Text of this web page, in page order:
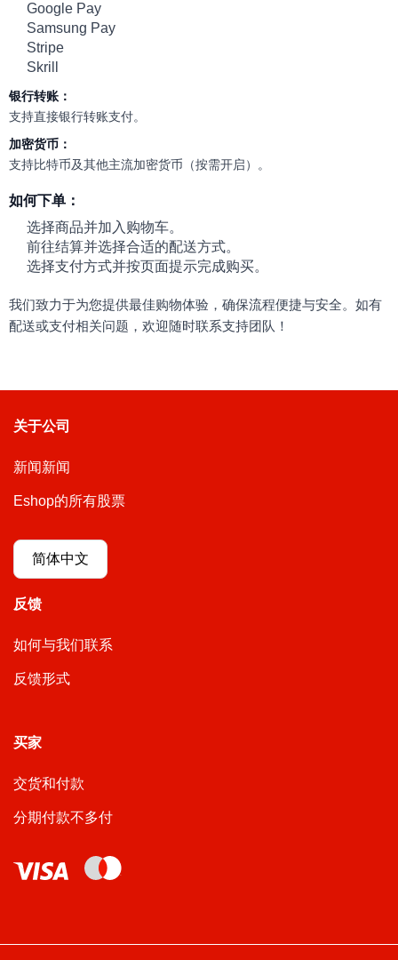
Google Pay
Samsung Pay
Stripe
Skrill
银行转账：
支持直接银行转账支付。
加密货币：
支持比特币及其他主流加密货币（按需开启）。
如何下单：
选择商品并加入购物车。
前往结算并选择合适的配送方式。
选择支付方式并按页面提示完成购买。
我们致力于为您提供最佳购物体验，确保流程便捷与安全。如有
配送或支付相关问题，欢迎随时联系支持团队！
关于公司
新闻新闻
Eshop的所有股票
简体中文
反馈
如何与我们联系
反馈形式
买家
交货和付款
分期付款不多付